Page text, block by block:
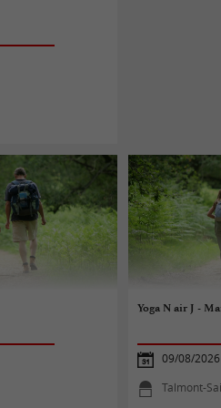
Yoga N air J -
09/08/2026
Talmont-